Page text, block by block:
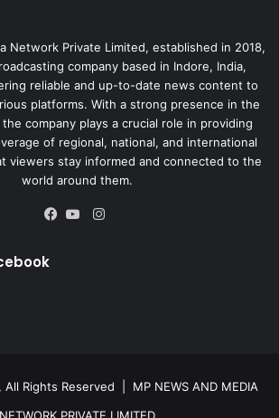
Network Private Limited, established in 2018,
company based in Indore, India,
reliable and up-to-date news content to
platforms. With a strong presence in the
company plays a crucial role in providing
of regional, national, and international
viewers stay informed and connected to the
world around them.
Instagram
Rights Reserved | MP NEWS AND MEDIA